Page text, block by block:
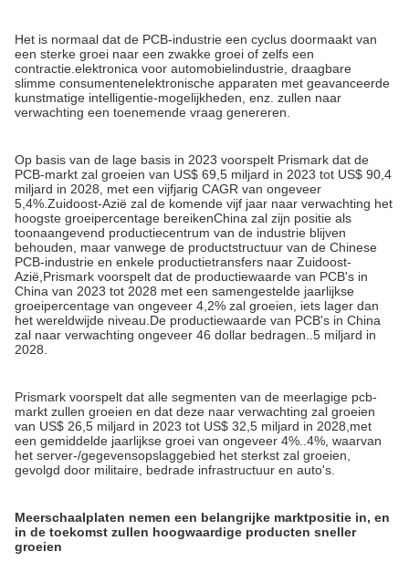
Het is normaal dat de PCB-industrie een cyclus doormaakt van
een sterke groei naar een zwakke groei of zelfs een
contractie.elektronica voor automobielindustrie, draagbare
slimme consumentenelektronische apparaten met geavanceerde
kunstmatige intelligentie-mogelijkheden, enz. zullen naar
verwachting een toenemende vraag genereren.
Op basis van de lage basis in 2023 voorspelt Prismark dat de
PCB-markt zal groeien van US$ 69,5 miljard in 2023 tot US$ 90,4
miljard in 2028, met een vijfjarig CAGR van ongeveer
5,4%.Zuidoost-Azië zal de komende vijf jaar naar verwachting het
hoogste groeipercentage bereikenChina zal zijn positie als
toonaangevend productiecentrum van de industrie blijven
behouden, maar vanwege de productstructuur van de Chinese
PCB-industrie en enkele productietransfers naar Zuidoost-
Azië,Prismark voorspelt dat de productiewaarde van PCB's in
China van 2023 tot 2028 met een samengestelde jaarlijkse
groeipercentage van ongeveer 4,2% zal groeien, iets lager dan
het wereldwijde niveau.De productiewaarde van PCB's in China
zal naar verwachting ongeveer 46 dollar bedragen..5 miljard in
2028.
Prismark voorspelt dat alle segmenten van de meerlagige pcb-
markt zullen groeien en dat deze naar verwachting zal groeien
van US$ 26,5 miljard in 2023 tot US$ 32,5 miljard in 2028,met
een gemiddelde jaarlijkse groei van ongeveer 4%..4%, waarvan
het server-/gegevensopslaggebied het sterkst zal groeien,
gevolgd door militaire, bedrade infrastructuur en auto's.
Meerschaalplaten nemen een belangrijke marktpositie in, en
in de toekomst zullen hoogwaardige producten sneller
groeien